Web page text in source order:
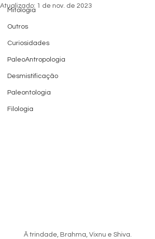
Mitologia
Outros
Curiosidades
PaleoAntropologia
Desmistificação
Paleontologia
Filologia
Atualizado: 1 de nov. de 2023
Ã trindade, Brahma, Vixnu e Shiva.